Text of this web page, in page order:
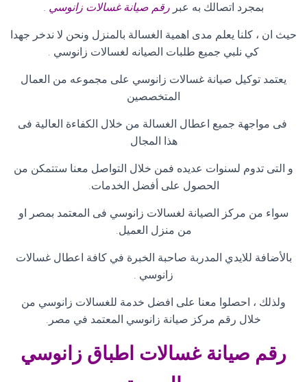
بمجرد اتصالك به عبر رقم صيانة غسالات زانوسي .
حيث ان ، كلنا يعلم مدى اهمية الغسالة بالمنزل ونحن لا ندخر جهدا
كي نلبي جميع طلبات الصيانه لغسالات زانوسي .
يعتمد توكيل صيانة غسالات زانوسي على مجموعه من العمال
المتخصصين
فى مواجهة جميع اعطال الغسالة من خلال الكفاءة العالية فى
هذا المجال
و التى تدوم لسنوات عديده فمن خلال التواصل معنا ستتمكن من
الحصول على أفضل الخدمات.
سواء من مركز الصيانة لغسالات زانوسي فى المعتمد بمصر او
من منزل العميل.
بالأضافة للايدي المدربة صاحبة الخبرة في كافة اعطال غسالات
زانوسي .
ولذلك ، احصلوا معنا على افضل خدمة للغسالات زانوسي من
خلال رقم مركز صيانة زانوسي المعتمد في مصر .
رقم صيانة غسالات اطباق زانوسي